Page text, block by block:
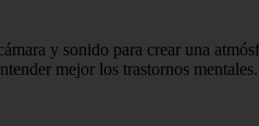
y sonido para crear una
mejor los trastornos mentales.